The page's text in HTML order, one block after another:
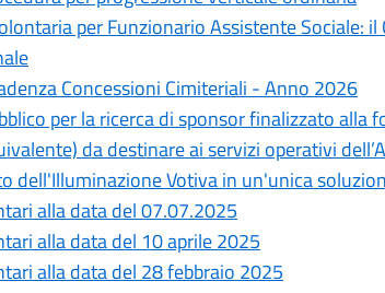
per Funzionario Assistente Sociale:
Concessioni Cimiteriali - Anno 2026
per la ricerca di sponsor finalizzato alla
da destinare ai servizi operativi
dell'Illuminazione Votiva in un'unica
alla data del 07.07.2025
alla data del 10 aprile 2025
alla data del 28 febbraio 2025